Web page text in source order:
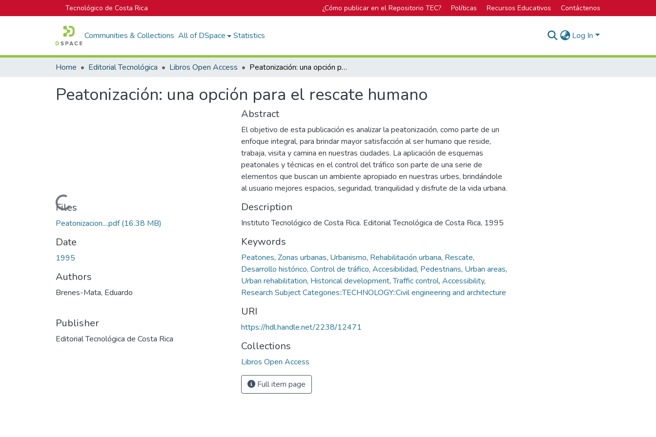
Tecnológico de Costa Rica ¿Cómo publicar en el Repositorio TEC? Políticas Recursos Educativos Contáctenos
Communities & Collections All of DSpace Statistics Log In
Home Editorial Tecnológica Libros Open Access Peatonización: una opción para el rescate humano
Peatonización: una opción para el rescate humano
Loading...
Files
Peatonizacion....pdf(16.38 MB)
Date
1995
Authors
Brenes-Mata, Eduardo
Publisher
Editorial Tecnológica de Costa Rica
Abstract
El objetivo de esta publicación es analizar la peatonización, como parte de un
enfoque integral, para brindar mayor satisfacción al ser humano que reside,
trabaja, visita y camina en nuestras ciudades. La aplicación de esquemas
peatonales y técnicas en el control del tráfico son parte de una serie de
elementos que buscan un ambiente apropiado en nuestras urbes, brindándole
al usuario mejores espacios, seguridad, tranquilidad y disfrute de la vida urbana.
Description
Instituto Tecnológico de Costa Rica. Editorial Tecnológica de Costa Rica, 1995
Keywords
Peatones, Zonas urbanas, Urbanismo, Rehabilitación urbana, Rescate,
Desarrollo histórico, Control de tráfico, Accesibilidad, Pedestrians, Urban areas,
Urban rehabilitation, Historical development,Traffic control, Accessibility,
Research Subject Categories::TECHNOLOGY::Civil engineering and architecture
URI
https://hdl.handle.net/2238/12471
Collections
Libros Open Access
Full item page